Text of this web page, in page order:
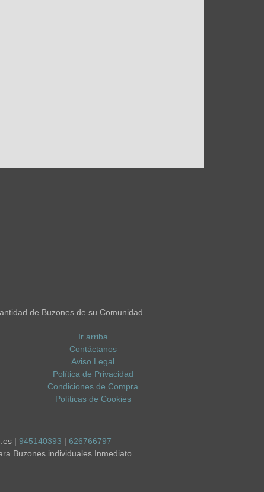
de Buzones de su Comunidad.
Ir arriba
Contáctanos
Aviso Legal
Política de Privacidad
Condiciones de Compra
Políticas de Cookies
|945140393 |626766797
Buzones individuales Inmediato.